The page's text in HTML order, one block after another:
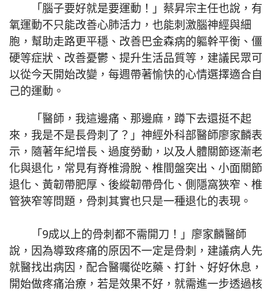
「腦子要好就是要運動！」蔡昇宗主任也說，有
氧運動不只能改善心肺活力，也能刺激腦神經與細
胞，幫助走路更平穩、改善巴金森病的軀幹平衡、僵
硬等症狀、改善憂鬱、提升生活品質等，建議民眾可
以從今天開始改變，每週帶著愉快的心情選擇適合自
己的運動。
「醫師，我這邊痛、那邊麻，蹲下去還挺不起
來，我是不是長骨刺了？」神經外科部醫師廖家麟表
示，隨著年紀增長、過度勞動，以及人體關節逐漸老
化與退化，常見有脊椎滑脫、椎間盤突出、小面關節
退化、黃韌帶肥厚、後縱韌帶骨化、側隱窩狹窄、椎
管狹窄等問題，骨刺其實也只是一種退化的表現。
「9成以上的骨刺都不需開刀！」廖家麟醫師
說，因為導致疼痛的原因不一定是骨刺，建議病人先
就醫找出病因，配合醫囑從吃藥、打針、好好休息，
開始做疼痛治療，若是效果不好，就需進一步透過核